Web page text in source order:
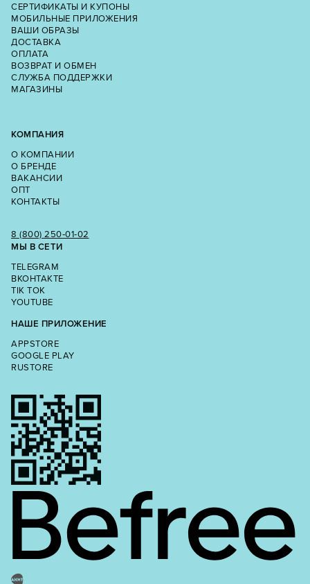
СЕРТИФИКАТЫ И КУПОНЫ
МОБИЛЬНЫЕ ПРИЛОЖЕНИЯ
ВАШИ ОБРАЗЫ
ДОСТАВКА
ОПЛАТА
ВОЗВРАТ И ОБМЕН
СЛУЖБА ПОДДЕРЖКИ
МАГАЗИНЫ
КОМПАНИЯ
О КОМПАНИИ
О БРЕНДЕ
ВАКАНСИИ
ОПТ
КОНТАКТЫ
8 (800) 250‑01‑02
МЫ В СЕТИ
TELEGRAM
ВКОНТАКТЕ
TIK TOK
YOUTUBE
НАШЕ ПРИЛОЖЕНИЕ
APPSTORE
GOOGLE PLAY
RUSTORE